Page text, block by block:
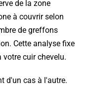
de la zone
à couvrir selon
de greffons
Cette analyse fixe
votre cuir chevelu.
d'un cas à l'autre.